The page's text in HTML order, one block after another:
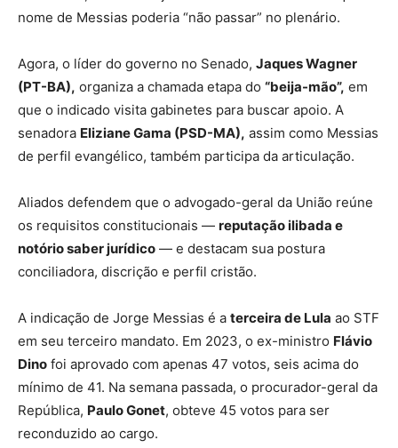
nome de Messias poderia “não passar” no plenário.
Agora, o líder do governo no Senado, Jaques Wagner
(PT-BA), organiza a chamada etapa do “beija-mão”, em
que o indicado visita gabinetes para buscar apoio. A
senadora Eliziane Gama (PSD-MA), assim como Messias
de perfil evangélico, também participa da articulação.
Aliados defendem que o advogado-geral da União reúne
os requisitos constitucionais — reputação ilibada e
notório saber jurídico — e destacam sua postura
conciliadora, discrição e perfil cristão.
A indicação de Jorge Messias é a terceira de Lula ao STF
em seu terceiro mandato. Em 2023, o ex-ministro Flávio
Dino foi aprovado com apenas 47 votos, seis acima do
mínimo de 41. Na semana passada, o procurador-geral da
República, Paulo Gonet, obteve 45 votos para ser
reconduzido ao cargo.